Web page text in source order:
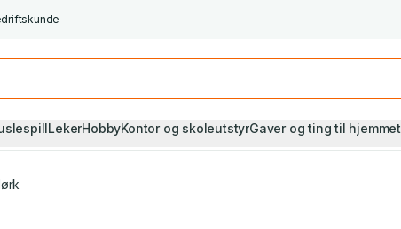
LekerHobbyKontor og skoleutstyrGaver og ting til hjemmet